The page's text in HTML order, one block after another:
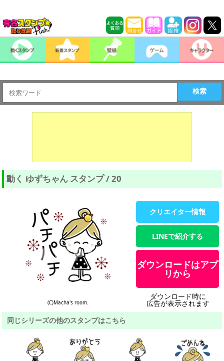
検索
動く ゆずちゃん スタンプ / 20
(C)Macha's room.
クリエイター情報
LINEで紹介する
ダウンロードはアプ
リから
ダウンロード時に
広告が表示されます
同じシリーズの他のスタンプはこちら